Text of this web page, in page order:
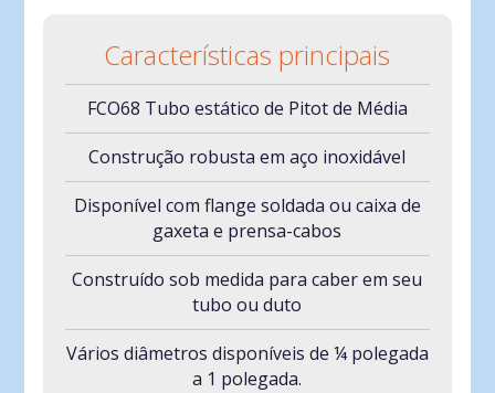
Características principais
FCO68 Tubo estático de Pitot de Média
Construção robusta em aço inoxidável
Disponível com flange soldada ou caixa de
gaxeta e prensa-cabos
Construído sob medida para caber em seu
tubo ou duto
Vários diâmetros disponíveis de ¼ polegada
a 1 polegada.